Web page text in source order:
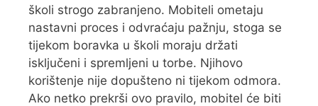
školi strogo zabranjeno. Mobiteli ometaju
nastavni proces i odvraćaju pažnju, stoga se
tijekom boravka u školi moraju držati
isključeni i spremljeni u torbe. Njihovo
korištenje nije dopušteno ni tijekom odmora.
Ako netko prekrši ovo pravilo, mobitel će biti